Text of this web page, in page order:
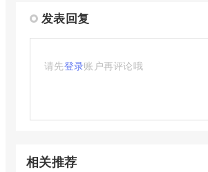
发表回复
请先登录账户再评论哦
相关推荐